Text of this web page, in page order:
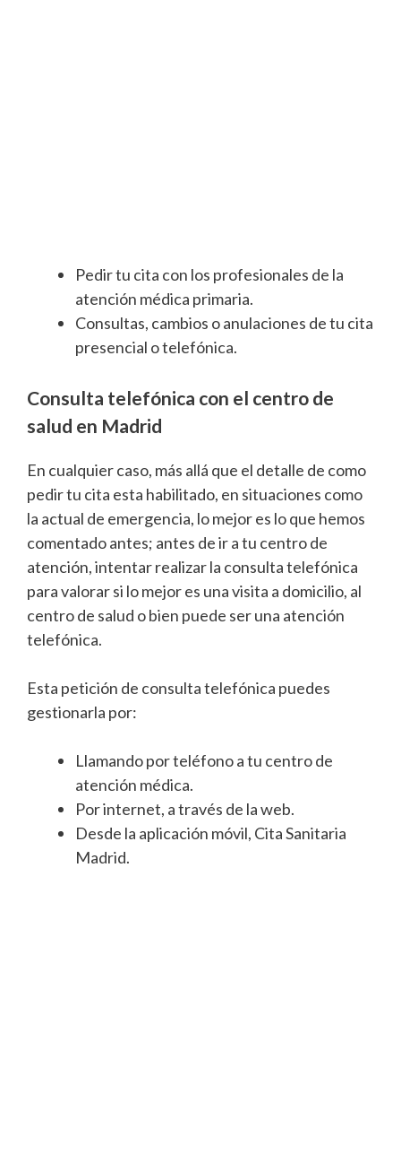
Pedir tu cita con los profesionales de la
atención médica primaria.
Consultas, cambios o anulaciones de tu cita
presencial o telefónica.
Consulta telefónica con el centro de
salud en Madrid
En cualquier caso, más allá que el detalle de como
pedir tu cita esta habilitado, en situaciones como
la actual de emergencia, lo mejor es lo que hemos
comentado antes; antes de ir a tu centro de
atención, intentar realizar la consulta telefónica
para valorar si lo mejor es una visita a domicilio, al
centro de salud o bien puede ser una atención
telefónica.
Esta petición de consulta telefónica puedes
gestionarla por:
Llamando por teléfono a tu centro de
atención médica.
Por internet, a través de la web.
Desde la aplicación móvil, Cita Sanitaria
Madrid.